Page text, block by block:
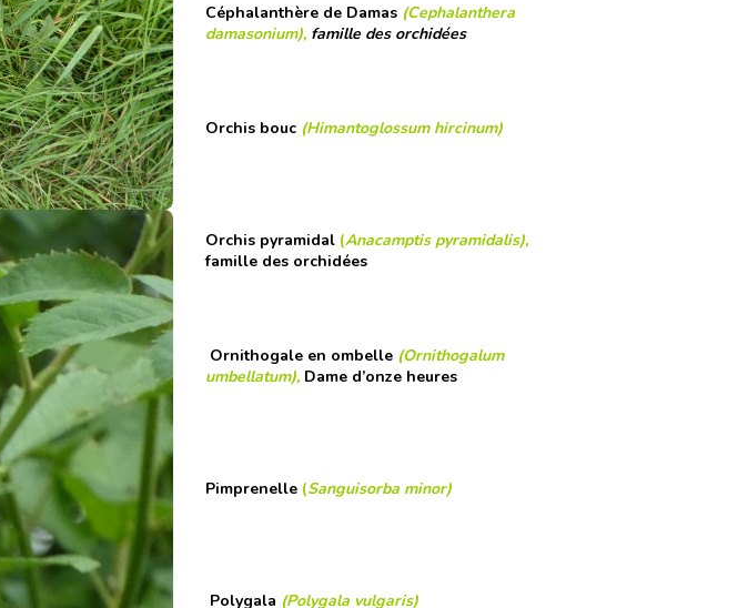
Céphalanthère de Damas (Cephalanthera
damasonium), famille des orchidées
Orchis bouc (Himantoglossum hircinum)
Orchis pyramidal(Anacamptis pyramidalis),
famille des orchidées
Ornithogale en ombelle (Ornithogalum
umbellatum), Dame d’onze heures
Pimprenelle(Sanguisorba minor)
Polygala (Polygala vulgaris)